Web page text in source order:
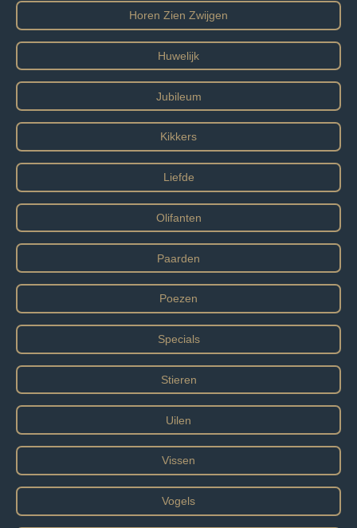
Horen Zien Zwijgen
Huwelijk
Jubileum
Kikkers
Liefde
Olifanten
Paarden
Poezen
Specials
Stieren
Uilen
Vissen
Vogels